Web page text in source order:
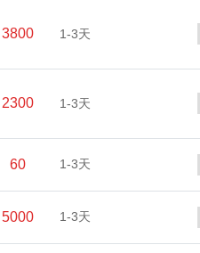
3800 1-3天
2300 1-3天
60 1-3天
5000 1-3天